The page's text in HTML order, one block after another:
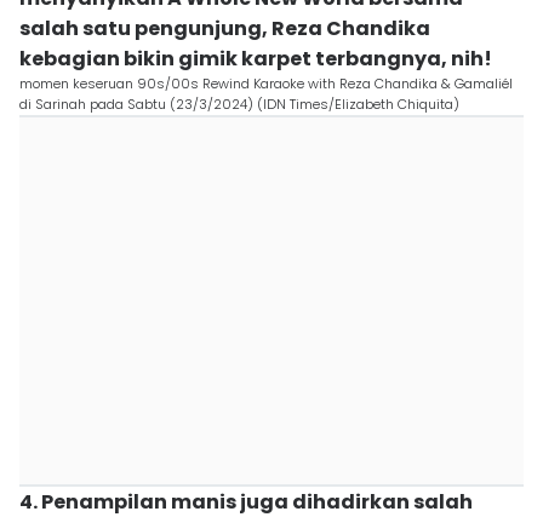
salah satu pengunjung, Reza Chandika
kebagian bikin gimik karpet terbangnya, nih!
momen keseruan 90s/00s Rewind Karaoke with Reza Chandika & Gamaliél
di Sarinah pada Sabtu (23/3/2024) (IDN Times/Elizabeth Chiquita)
4. Penampilan manis juga dihadirkan salah